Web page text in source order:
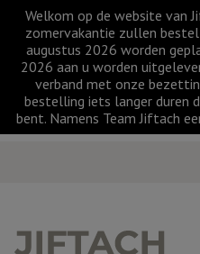
Welkom op de website van
zomervakantie zullen
augustus 2026 worden
2026 aan u worden
verband met onze
bestelling iets langer duren
bent. Namens Team Jiftach